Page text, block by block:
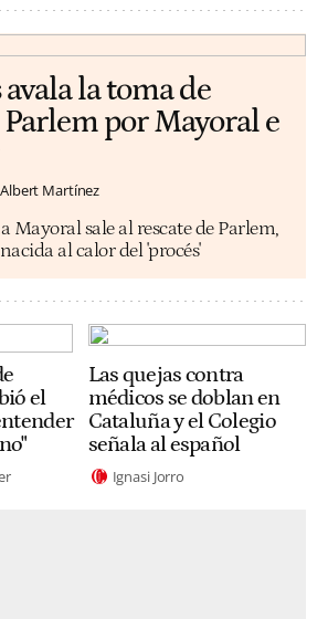
la toma de
por Mayoral e
Albert Martínez
Mayoral sale al rescate de Parlem,
al calor del 'procés'
el
Las quejas contra
médicos se doblan en
Cataluña y el Colegio
señala al español
Ignasi Jorro